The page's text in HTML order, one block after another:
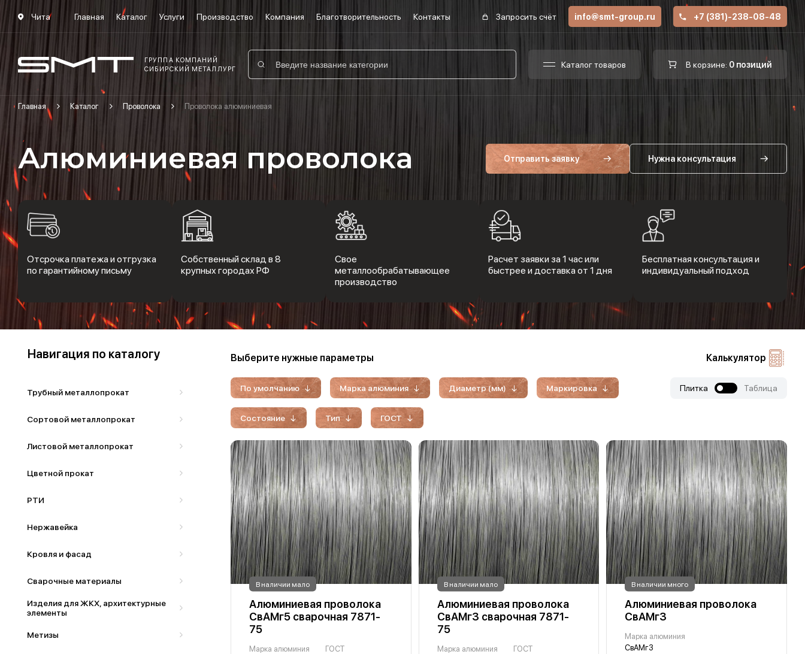
Чита Главная Каталог Услуги Производство Компания Благотворительность Контакты Запросить счёт info@smt-group.ru +7 (381)-238-08-48
ГРУППА КОМПАНИЙ
СИБИРСКИЙ МЕТАЛЛУРГ
Каталог товаров В корзине: 0 позиций
Главная Каталог Проволока Проволока алюминиевая
Алюминиевая проволока Отправить заявку Нужна консультация
Отсрочка платежа и отгрузка
по гарантийному письму
Собственный склад в 8
крупных городах РФ
Свое
металлообрабатывающее
производство
Расчет заявки за 1 час или
быстрее и доставка от 1 дня
Бесплатная консультация и
индивидуальный подход
Навигация по каталогу
Трубный металлопрокат
Сортовой металлопрокат
Листовой металлопрокат
Цветной прокат
РТИ
Нержавейка
Кровля и фасад
Сварочные материалы
Изделия для ЖКХ, архитектурные
элементы
Метизы
Выберите нужные параметры Калькулятор
По умолчанию Марка алюминия Диаметр (мм) Маркировка
Состояние Тип ГОСТ
Плитка Таблица
В наличии мало
Алюминиевая проволока
СвАМг5 сварочная 7871-
75
Марка алюминия
ГОСТ
В наличии мало
Алюминиевая проволока
СвАМг3 сварочная 7871-
75
Марка алюминия
ГОСТ
В наличии много
Алюминиевая проволока
СвАМг3
Марка алюминия
СвАМг3